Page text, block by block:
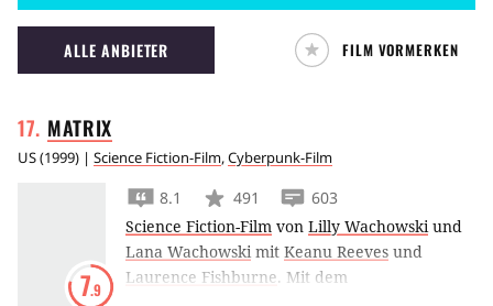
George Lucas.
ALLE ANBIETER FILM VORMERKEN
MATRIX
US(1999) | Science Fiction-Film,Cyberpunk-Film
7.9
8.1 491
603
Science Fiction-Film von Lilly Wachowskiund
Lana Wachowskimit Keanu Reeves und
Laurence Fishburne. Mit dem